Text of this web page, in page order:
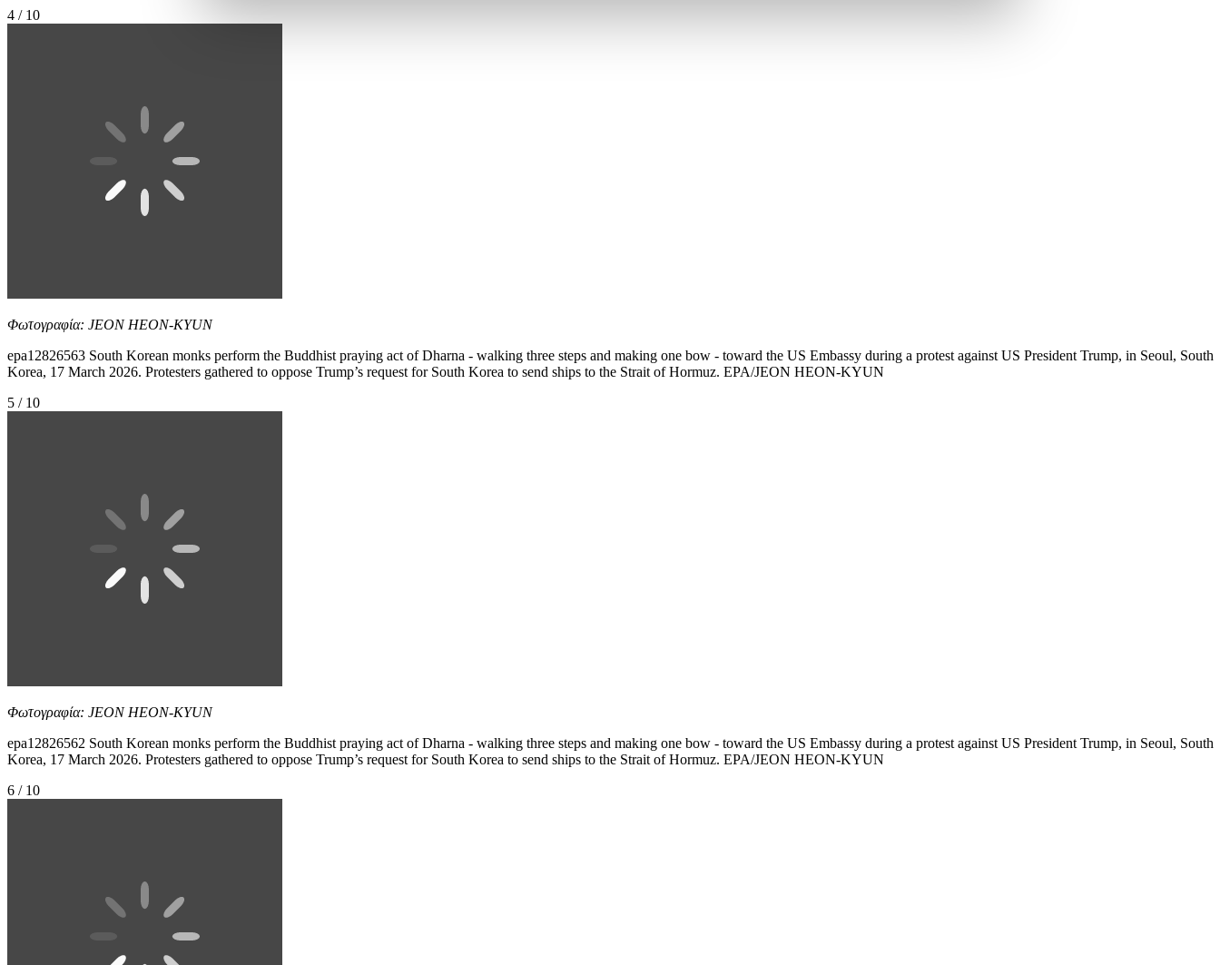
4 / 10
Φωτογραφία: JEON HEON-KYUN
epa12826563 South Korean monks perform the Buddhist praying act of Dharna - walking three steps and making one bow - toward the US Embassy during a protest against US President Trump, in Seoul, South
Korea, 17 March 2026. Protesters gathered to oppose Trump’s request for South Korea to send ships to the Strait of Hormuz. EPA/JEON HEON-KYUN
5 / 10
Φωτογραφία: JEON HEON-KYUN
epa12826562 South Korean monks perform the Buddhist praying act of Dharna - walking three steps and making one bow - toward the US Embassy during a protest against US President Trump, in Seoul, South
Korea, 17 March 2026. Protesters gathered to oppose Trump’s request for South Korea to send ships to the Strait of Hormuz. EPA/JEON HEON-KYUN
6 / 10